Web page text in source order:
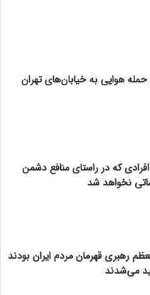
افرادی که در راستای منافع دشمن
نخواهد شد
رهبری قهرمان مردم ایران بودند
می‌شدند